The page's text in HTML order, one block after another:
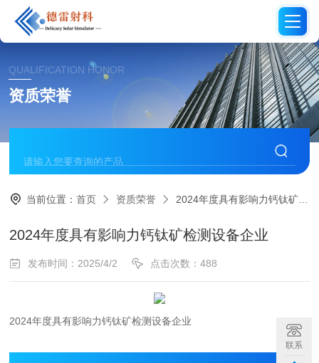
QUALIFICATION HONOR
资质荣誉
当前位置：首页 资质荣誉 2024年度具有影响力钙钛矿检测设备企业
2024年度具有影响力钙钛矿检测设备企业
发布时间：2025/4/2 点击次数：488
2024年度具有影响力钙钛矿检测设备企业
联系